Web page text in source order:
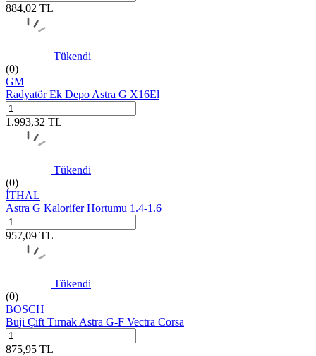
884,02 TL
Tükendi
(0)
GM
Radyatör Ek Depo Astra G X16El
1.993,32 TL
Tükendi
(0)
İTHAL
Astra G Kalorifer Hortumu 1.4-1.6
957,09 TL
Tükendi
(0)
BOSCH
Buji Çift Tırnak Astra G-F Vectra Corsa
875,95 TL